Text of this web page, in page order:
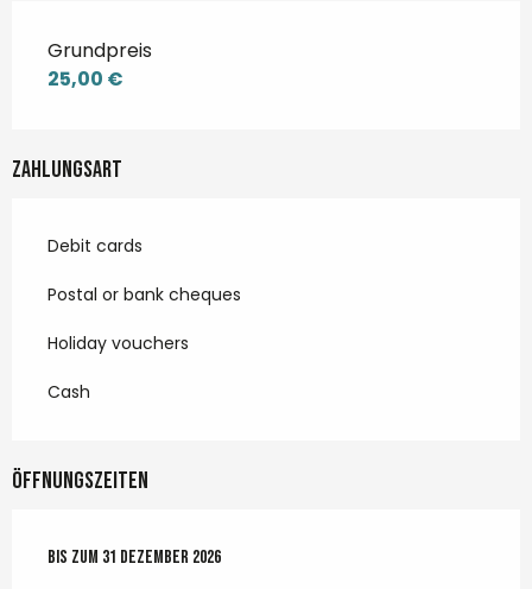
Grundpreis
25,00 €
Zahlungsart
Debit cards
Postal or bank cheques
Holiday vouchers
Cash
Öffnungszeiten
vom1 April 2026bis zum31 Dezember 2026
Bis zum 31 Dezember 2026